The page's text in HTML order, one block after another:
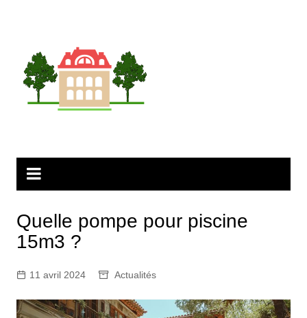
Quelle pompe pour piscine
15m3 ?
11 avril 2024 Actualités